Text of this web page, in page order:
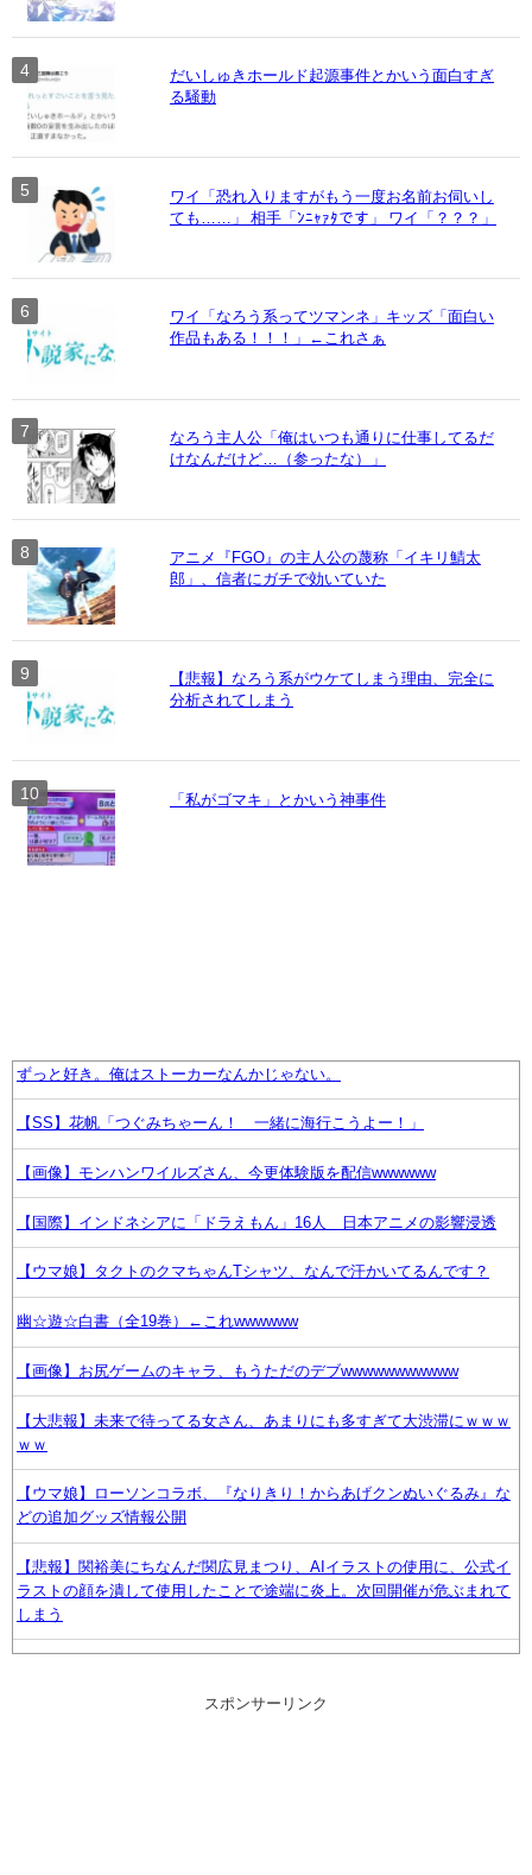
だいしゅきホールド起源事件とかいう面白すぎ
る騒動
ワイ「恐れ入りますがもう一度お名前お伺いし
ても……」 相手「ﾝﾆｬｧﾀです」 ワイ「？？？」
ワイ「なろう系ってツマンネ」キッズ「面白い
作品もある！！！」←これさぁ
なろう主人公「俺はいつも通りに仕事してるだ
けなんだけど…（参ったな）」
アニメ『FGO』の主人公の蔑称「イキリ鯖太
郎」、信者にガチで効いていた
【悲報】なろう系がウケてしまう理由、完全に
分析されてしまう
「私がゴマキ」とかいう神事件
ずっと好き。俺はストーカーなんかじゃない。
【SS】花帆「つぐみちゃーん！ 一緒に海行こうよー！」
【画像】モンハンワイルズさん、今更体験版を配信wwwwww
【国際】インドネシアに「ドラえもん」16人 日本アニメの影響浸透
【ウマ娘】タクトのクマちゃんTシャツ、なんで汗かいてるんです？
幽☆遊☆白書（全19巻）←これwwwwww
【画像】お尻ゲームのキャラ、もうただのデブwwwwwwwwwww
【大悲報】未来で待ってる女さん、あまりにも多すぎて大渋滞にｗｗｗ
ｗｗ
【ウマ娘】ローソンコラボ、『なりきり！からあげクンぬいぐるみ』な
どの追加グッズ情報公開
【悲報】関裕美にちなんだ関広見まつり、AIイラストの使用に、公式イ
ラストの顔を潰して使用したことで途端に炎上。次回開催が危ぶまれて
しまう
【悲報】子供に「炭治郎」「杏寿郎」「無惨」と名付けるバカ親、ガチ
スポンサーリンク